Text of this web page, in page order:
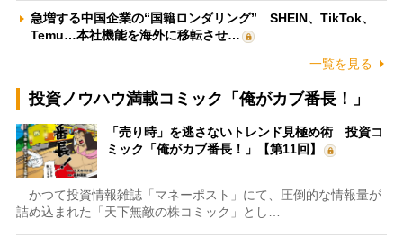
急増する中国企業の“国籍ロンダリング” SHEIN、TikTok、
Temu…本社機能を海外に移転させ…
一覧を見る
投資ノウハウ満載コミック「俺がカブ番長！」
「売り時」を逃さないトレンド見極め術 投資コ
ミック「俺がカブ番長！」【第11回】
かつて投資情報雑誌「マネーポスト」にて、圧倒的な情報量が
詰め込まれた「天下無敵の株コミック」とし…